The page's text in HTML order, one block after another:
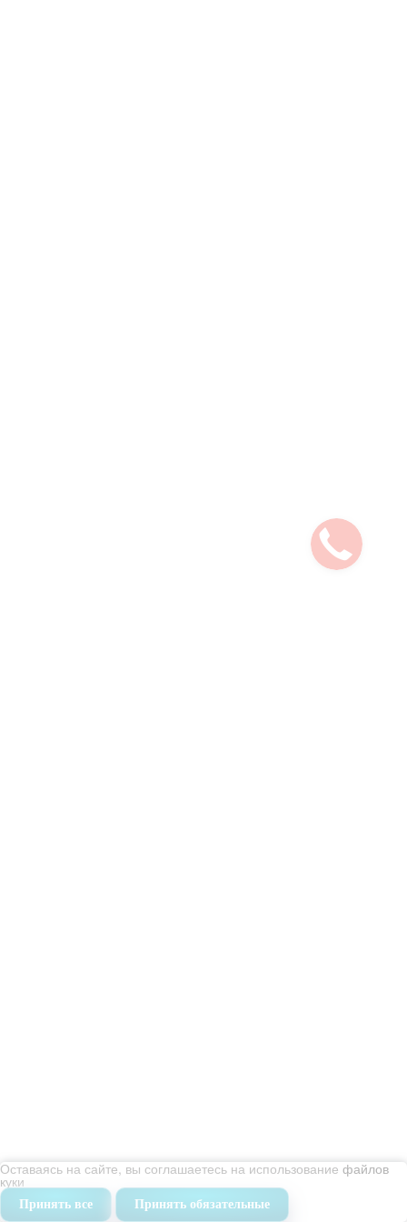
Оставаясь на сайте, вы соглашаетесь на использование файлов
куки
Принять все Принять обязательные